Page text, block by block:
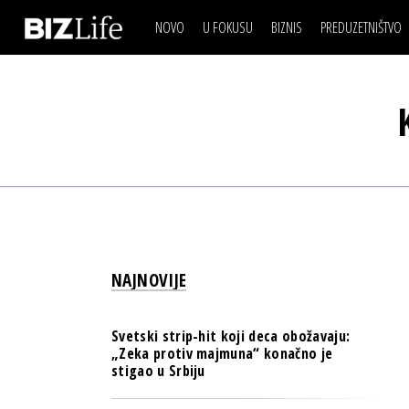
NOVO U FOKUSU BIZNIS
ESG & ENERGY
PULS REGIONA
PREDUZETNIŠTVO
IZJAVA DANABIZNIS SCENA
NOVO NA RAFU
NAJNOVIJE
Svetski strip-hit koji deca obožavaju:
„Zeka protiv majmuna“ konačno je
stigao u Srbiju